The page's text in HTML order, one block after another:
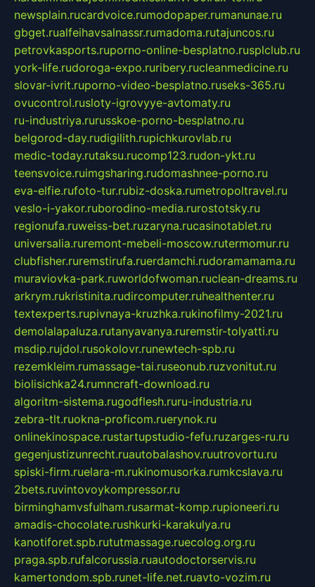
newsplain.rucardvoice.rumodopaper.rumanunae.ru
gbget.rualfeihavsalnassr.rumadoma.rutajuncos.ru
petrovkasports.ruporno-online-besplatno.rusplclub.ru
york-life.rudoroga-expo.ruribery.rucleanmedicine.ru
slovar-ivrit.ruporno-video-besplatno.ruseks-365.ru
ovucontrol.rusloty-igrovyye-avtomaty.ru
ru-industriya.rurusskoe-porno-besplatno.ru
belgorod-day.rudigilith.rupichkurovlab.ru
medic-today.rutaksu.rucomp123.rudon-ykt.ru
teensvoice.ruimgsharing.rudomashnee-porno.ru
eva-elfie.rufoto-tur.rubiz-doska.rumetropoltravel.ru
veslo-i-yakor.ruborodino-media.rurostotsky.ru
regionufa.ruweiss-bet.ruzaryna.rucasinotablet.ru
universalia.ruremont-mebeli-moscow.rutermomur.ru
clubfisher.ruremstirufa.ruerdamchi.rudoramamama.ru
muraviovka-park.ruworldofwoman.ruclean-dreams.ru
arkrym.rukristinita.rudircomputer.ruhealthenter.ru
textexperts.rupivnaya-kruzhka.rukinofilmy-2021.ru
demolalapaluza.rutanyavanya.ruremstir-tolyatti.ru
msdip.rujdol.rusokolovr.runewtech-spb.ru
rezemkleim.rumassage-tai.ruseonub.ruzvonitut.ru
biolisichka24.rumncraft-download.ru
algoritm-sistema.rugodflesh.ruru-industria.ru
zebra-tlt.ruokna-proficom.ruerynok.ru
onlinekinospace.rustartupstudio-fefu.ruzarges-ru.ru
gegenjustizunrecht.ruautobalashov.ruutrovortu.ru
spiski-firm.ruelara-m.rukinomusorka.rumkcslava.ru
2bets.ruvintovoykompressor.ru
birminghamvsfulham.rusarmat-komp.rupioneeri.ru
amadis-chocolate.rushkurki-karakulya.ru
kanotiforet.spb.rututmassage.ruecolog.org.ru
praga.spb.rufalcorussia.ruautodoctorservis.ru
kamertondom.spb.runet-life.net.ruavto-vozim.ru